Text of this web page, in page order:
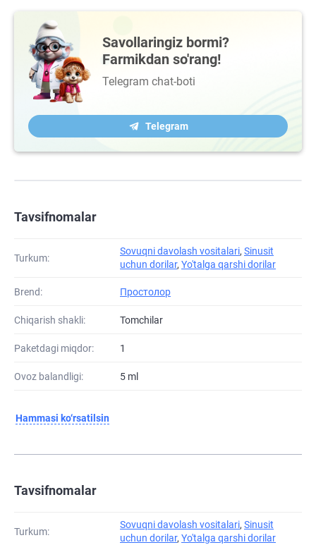
Savollaringiz bormi?
Farmikdan so'rang!
Telegram chat-boti
Telegram
Tavsifnomalar
Turkum:
Sovuqni davolash vositalari, Sinusit
uchun dorilar, Yo'talga qarshi dorilar
Brend: Простолор
Chiqarish shakli: Tomchilar
Paketdagi miqdor: 1
Ovoz balandligi: 5 ml
Hammasi ko‘rsatilsin
Tavsifnomalar
Turkum:
Sovuqni davolash vositalari, Sinusit
uchun dorilar, Yo'talga qarshi dorilar